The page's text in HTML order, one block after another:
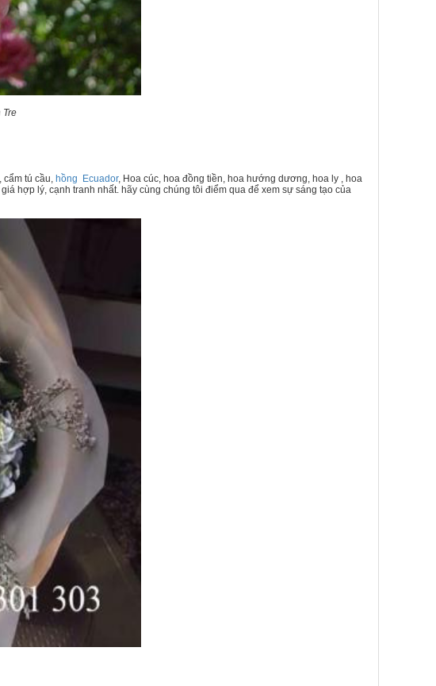
Tre
cẩm tú cầu, hồng Ecuador, Hoa cúc, hoa đồng tiền, hoa hướng dương, hoa ly , hoa
hợp lý, cạnh tranh nhất. hãy cùng chúng tôi điểm qua để xem sự sáng tạo của